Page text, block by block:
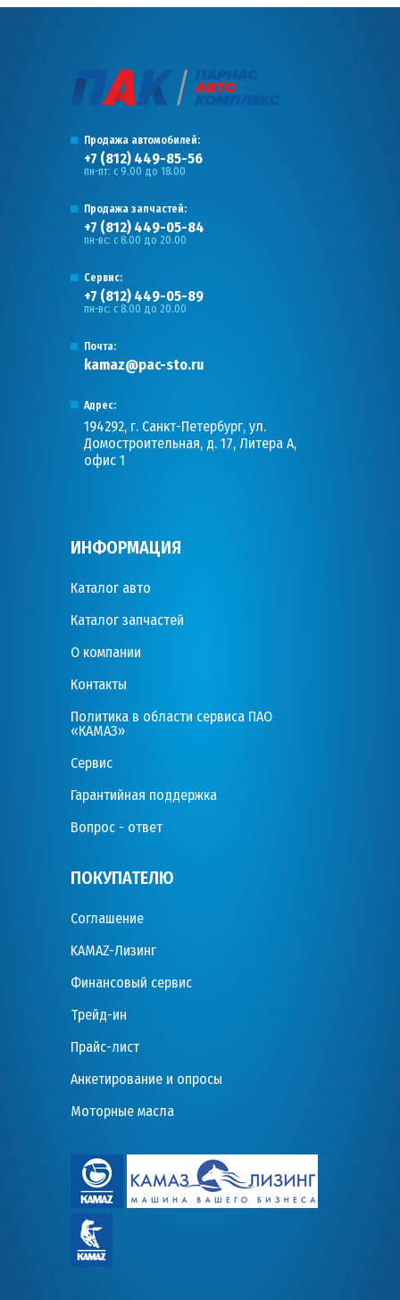
Продажа автомобилей:
+7 (812) 449-85-56
пн-пт: с 9.00 до 18.00
Продажа запчастей:
+7 (812) 449-05-84
пн-вс: с 8.00 до 20.00
Сервис:
+7 (812) 449-05-89
пн-вс: с 8.00 до 20.00
Почта:
kamaz@pac-sto.ru
Адрес:
194292, г. Санкт-Петербург, ул.
Домостроительная, д. 17, Литера А,
офис 1
ИНФОРМАЦИЯ
Каталог авто
Каталог запчастей
О компании
Контакты
Политика в области сервиса ПАО
«КАМАЗ»
Сервис
Гарантийная поддержка
Вопрос - ответ
ПОКУПАТЕЛЮ
Соглашение
KAMAZ-Лизинг
Финансовый сервис
Трейд-ин
Прайс-лист
Анкетирование и опросы
Моторные масла